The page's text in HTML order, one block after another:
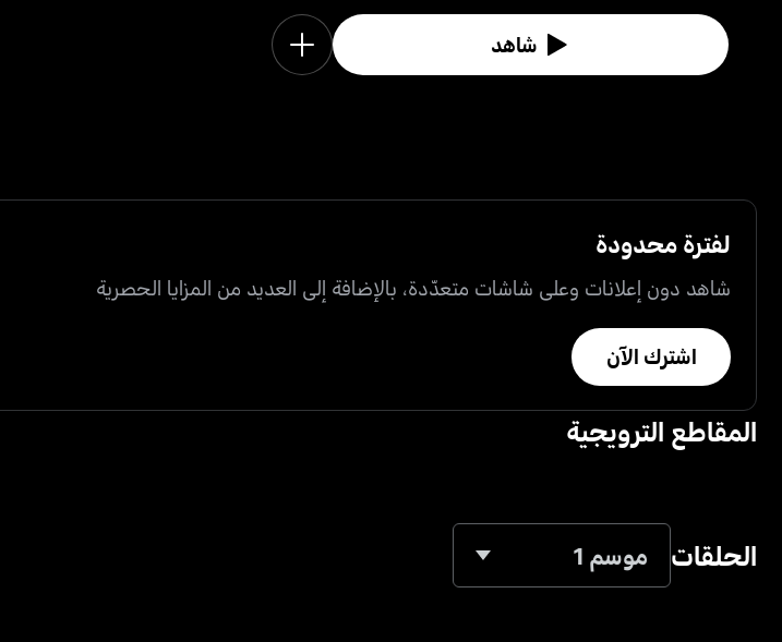
شاهد
لفترة محدودة
شاهد دون إعلانات وعلى شاشات متعدّدة، بالإضافة إلى العديد من المزايا الحصرية
اشترك الآن
المقاطع الترويجية
الحلقات موسم 1